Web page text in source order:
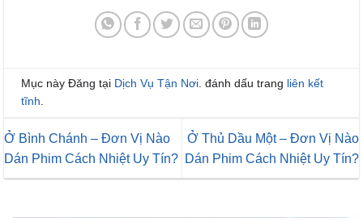
Mục này Đăng tại Dịch Vụ Tận Nơi . đánh dấu trang liên kết
tĩnh
Ở Bình Chánh – Đơn Vị Nào
Dán Phim Cách Nhiệt Uy Tín?
Ở Thủ Dầu Một – Đơn Vị Nào
Dán Phim Cách Nhiệt Uy Tín?